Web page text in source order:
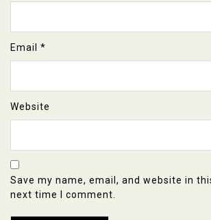
Email *
Website
Save my name, email, and website in
next time I comment.